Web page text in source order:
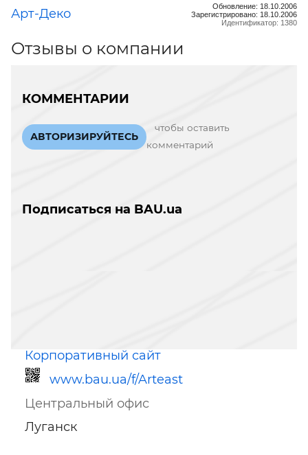
Арт-Деко
Обновление: 18.10.2006
Зарегистрировано: 18.10.2006
Идентификатор: 1380
Отзывы о компании
КОММЕНТАРИИ
АВТОРИЗИРУЙТЕСЬ
чтобы оставить
комментарий
Подписаться на BAU.ua
Корпоративный сайт
www.bau.ua/f/Arteast
Центральный офис
Луганск